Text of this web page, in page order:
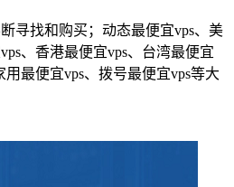
寻找和购买；动态最便宜vps、美
、香港最便宜vps、台湾最便宜
用最便宜vps、拨号最便宜vps等大